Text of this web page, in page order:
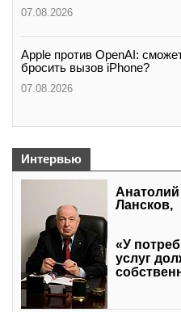
07.08.2026
Apple против OpenAI:
бросить вызов iPhone?
07.08.2026
Интервью
Лансков,
«У
услуг